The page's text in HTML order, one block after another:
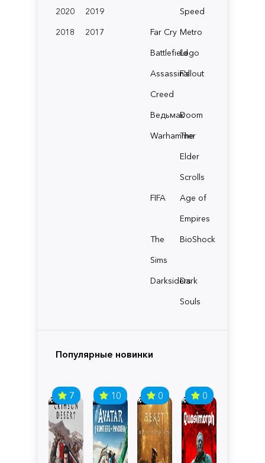
2020
2019
2018
2017
Speed
Far Cry Metro
BattlefieldLego
Assassin's
Creed
Fallout
ВедьмакDoom
Warhammer
The
Elder
Scrolls
FIFA
Age of
Empires
The
Sims
BioShock
Darksiders
Dark
Souls
Популярные новинки
7 10 0 0